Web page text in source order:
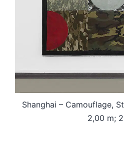
Shanghai – Camouflage,
2,00 m;